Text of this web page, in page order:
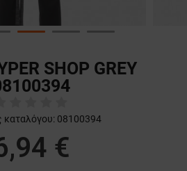
SHOP GREY
καταλόγου: 08100394
€